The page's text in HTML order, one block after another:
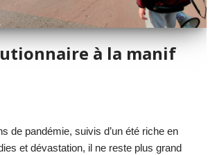
à la manif
de pandémie, suivis d’un été riche en
et dévastation, il ne reste plus grand